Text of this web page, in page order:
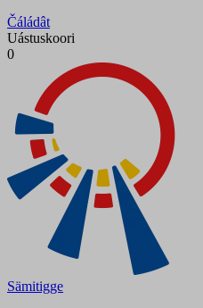
Čáládât
Uástuskoori
0
Sämitigge